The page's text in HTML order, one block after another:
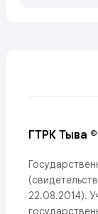
ГТРК Тыва
22.08.2014).